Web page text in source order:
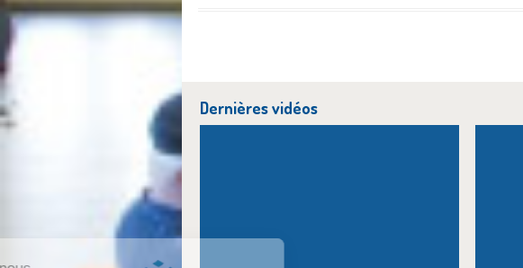
Dernières vidéos